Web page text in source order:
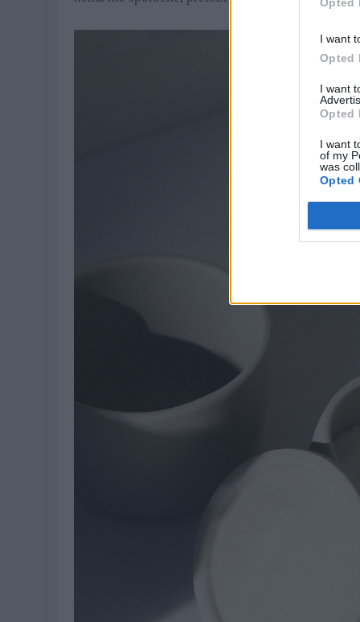
I want
Opted
I want
Opted
I want
of my
was
Opted